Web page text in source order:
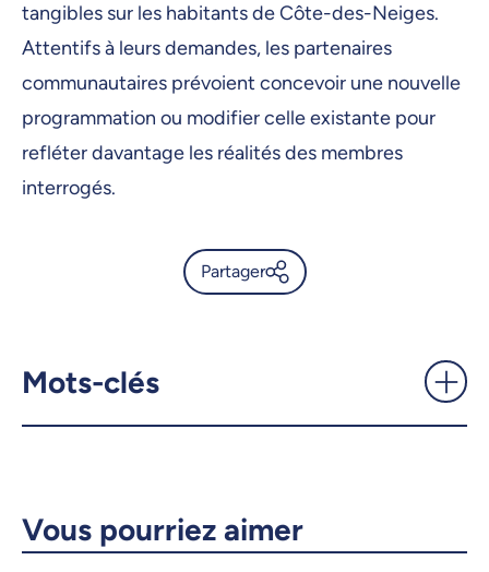
tangibles sur les habitants de Côte-des-Neiges.
Attentifs à leurs demandes, les partenaires
communautaires prévoient concevoir une nouvelle
programmation ou modifier celle existante pour
refléter davantage les réalités des membres
interrogés.
Partager
Copier le lien
Mots-clés
Vous pourriez aimer